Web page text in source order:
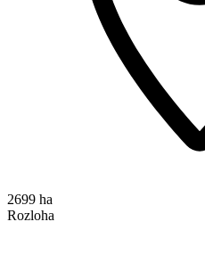
2699 ha
Rozloha